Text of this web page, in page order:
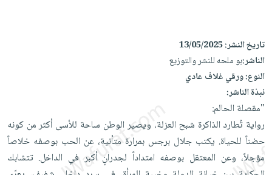
iKitab
على
Android
تحميل
iKitab
على
Apple
masmu3
على
Apple
القراءة
جوائز
أجهزة
العناية
الشخصية
العناية
وتصفيف
الشعر
العناية
بالجسم
المطبخ
والسفرة
جديد
الكل
أواني
الطهي
أدوات
متجر
الهدايا
أقسام
تاريخ النشر:13/05/2025
الناشر:بو ملحه للنشر والتوزيع
النوع:ورقي غلاف عادي
نبذة الناشر:
"مقصلة الحالم:
رواية تُطارد الذاكرة شبح العزلة، ويصير الوطن ساحة للأسى أكثر من كونه
حضناً للحياة. يكتب جلال برجس بمرارة متأنية، عن الحب بوصفه خلاصاً
مؤجلاً، وعن المعتقل بوصفه امتداداً لجدرانٍ أكبر في الداخل. تتشابك